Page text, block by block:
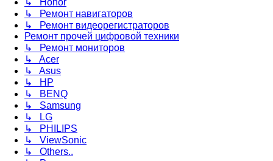
↳ Honor
↳ Ремонт навигаторов
↳ Ремонт видеорегистраторов
Ремонт прочей цифровой техники
↳ Ремонт мониторов
↳ Acer
↳ Asus
↳ HP
↳ BENQ
↳ Samsung
↳ LG
↳ PHILIPS
↳ ViewSonic
↳ Others..